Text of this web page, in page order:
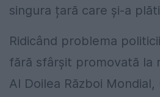
singura țară care și-a
Ridicând problema
fără sfârșit promovată la
Al Doilea Război